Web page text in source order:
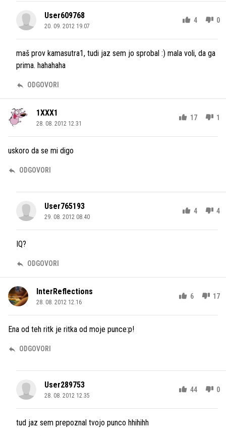
User609768
20. 09. 2012 19.07
4 0
maš prov kamasutra1, tudi jaz sem jo sprobal :) mala voli, da ga
prima. hahahaha
ODGOVORI
1XXX1
28. 08. 2012 12.31
17 1
uskoro da se mi digo
ODGOVORI
User765193
29. 08. 2012 08.40
4 4
IQ?
ODGOVORI
lnterReflections
28. 08. 2012 12.16
6 17
Ena od teh ritk je ritka od moje punce:p!
ODGOVORI
User289753
28. 08. 2012 12.35
44 0
tud jaz sem prepoznal tvojo punco hhihihh